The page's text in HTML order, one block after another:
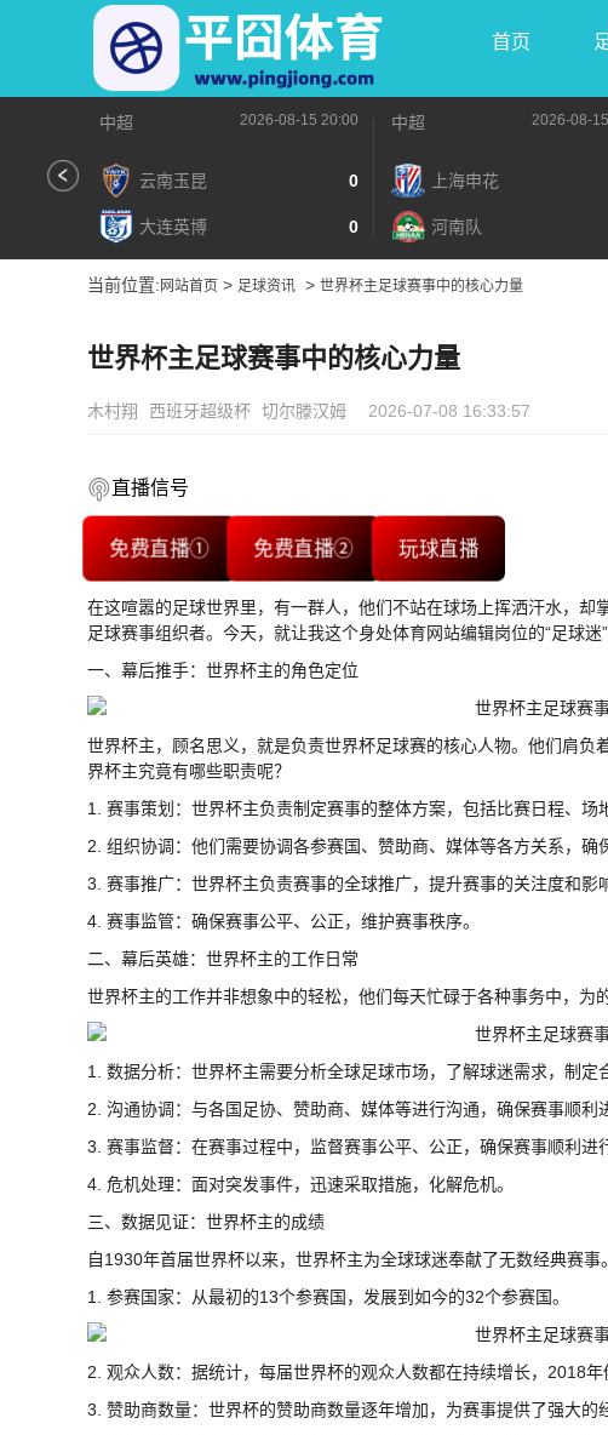
首页
中超 2026-08-15 20:00
云南玉昆 0
大连英博 0
中超 2026-08-
上海申花
河南队
当前位置: 网站首页 > 足球资讯 > 世界杯主足球赛事中的核心力量
世界杯主足球赛事中的核心力量
木村翔 西班牙超级杯 切尔滕汉姆 2026-07-08 16:33:57
直播信号
免费直播① 免费直播② 玩球直播
在这喧嚣的足球世界里，有一群人，他们不站在球场上挥洒汗水，却
足球赛事组织者。今天，就让我这个身处体育网站编辑岗位的“足球迷
一、幕后推手：世界杯主的角色定位
世界杯主，顾名思义，就是负责世界杯足球赛的核心人物。他们肩
界杯主究竟有哪些职责呢？
1. 赛事策划：世界杯主负责制定赛事的整体方案，包括比赛日程、场
2. 组织协调：他们需要协调各参赛国、赞助商、媒体等各方关系，确
3. 赛事推广：世界杯主负责赛事的全球推广，提升赛事的关注度和影
4. 赛事监管：确保赛事公平、公正，维护赛事秩序。
二、幕后英雄：世界杯主的工作日常
世界杯主的工作并非想象中的轻松，他们每天忙碌于各种事务中，为
1. 数据分析：世界杯主需要分析全球足球市场，了解球迷需求，制定
2. 沟通协调：与各国足协、赞助商、媒体等进行沟通，确保赛事顺利
3. 赛事监督：在赛事过程中，监督赛事公平、公正，确保赛事顺利进
4. 危机处理：面对突发事件，迅速采取措施，化解危机。
三、数据见证：世界杯主的成绩
自1930年首届世界杯以来，世界杯主为全球球迷奉献了无数经典赛事
1. 参赛国家：从最初的13个参赛国，发展到如今的32个参赛国。
2. 观众人数：据统计，每届世界杯的观众人数都在持续增长，2018
3. 赞助商数量：世界杯的赞助商数量逐年增加，为赛事提供了强大的